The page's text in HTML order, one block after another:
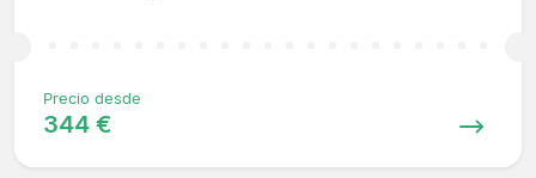
Precio desde
344 €